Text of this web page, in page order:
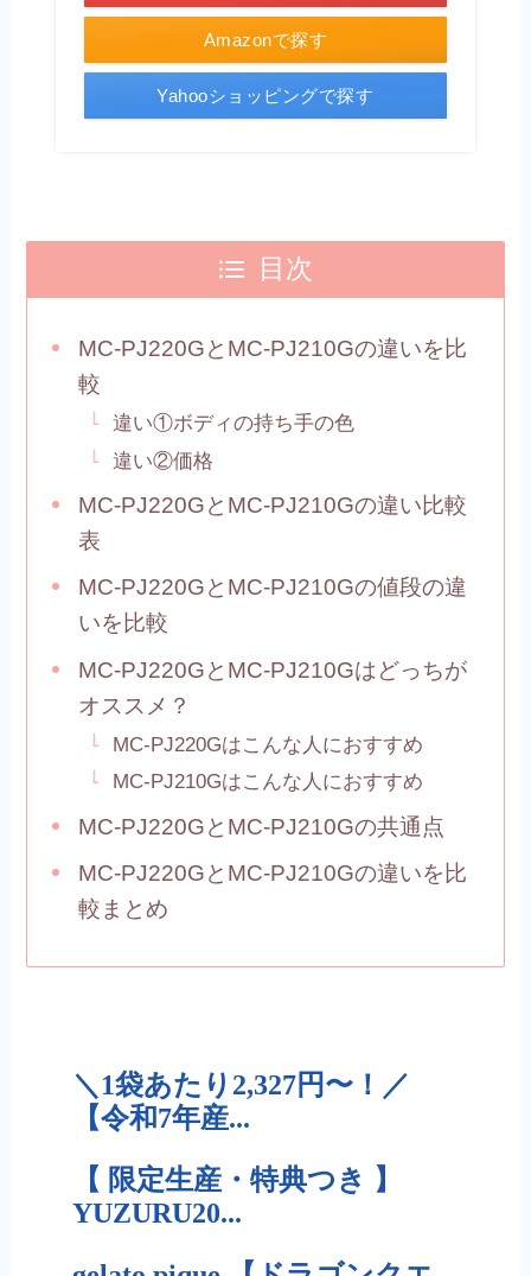
Amazonで探す
Yahooショッピングで探す
目次
MC-PJ220GとMC-PJ210Gの違いを比
較
違い①ボディの持ち手の色
違い②価格
MC-PJ220GとMC-PJ210Gの違い比較
表
MC-PJ220GとMC-PJ210Gの値段の違
いを比較
MC-PJ220GとMC-PJ210Gはどっちが
オススメ？
MC-PJ220Gはこんな人におすすめ
MC-PJ210Gはこんな人におすすめ
MC-PJ220GとMC-PJ210Gの共通点
MC-PJ220GとMC-PJ210Gの違いを比
較まとめ